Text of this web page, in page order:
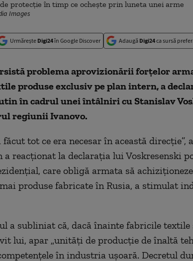
Images
Urmărește Digi24în Google Discover Adaugă Digi24ca sursă
problema aprovizionării forțelor
produse exclusiv pe plan intern, a
în cadrul unei întâlniri cu Stanislav
regiunii Ivanovo.
făcut tot ce era necesar în această direcție”,
a reacționat la declarația lui Voskresenski
care obligă armata să
produse fabricate în Rusia, a stimulat
a subliniat că, dacă înainte fabricile textile
lui, apar „unități de producție de înaltă
în industria ușoară. Decretul